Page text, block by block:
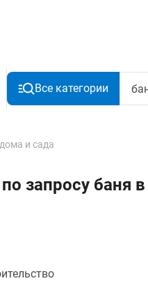
Все категории
и сада
запросу баня